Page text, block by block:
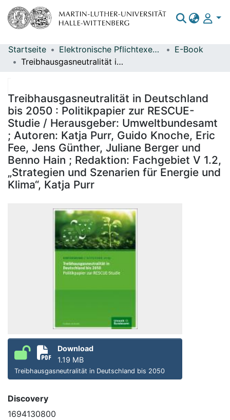
Bereiche & Sammlungen
Statistiken
Startseite Elektronische Pflichtexemplare
E-Book
Treibhausgasneutralität in Deutschland bis 2050 : Politikpapier zur RESCUE-Studie / Herausgeber: Umweltbundesamt ; Autoren: Katja Purr, Guido Knoche, Eric Fee, Jens Günther, Juliane Berger und Benno Hain ; Redaktion: Fachgebiet V 1.2, „Strategien und Szenarien für Energie und Klima“, Katja Purr
Treibhausgasneutralität in Deutschland
bis 2050 : Politikpapier zur RESCUE-
Studie / Herausgeber: Umweltbundesamt
; Autoren: Katja Purr, Guido Knoche, Eric
Fee, Jens Günther, Juliane Berger und
Benno Hain ; Redaktion: Fachgebiet V 1.2,
„Strategien und Szenarien für Energie und
Klima“, Katja Purr
Download
1.19 MB
Treibhausgasneutralität in Deutschland bis 2050
Discovery
1694130800